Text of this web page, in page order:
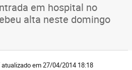
em hospital no
alta neste domingo
em 27/04/2014 18:18